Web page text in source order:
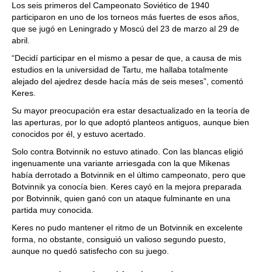
Los seis primeros del Campeonato Soviético de 1940
participaron en uno de los torneos más fuertes de esos años,
que se jugó en Leningrado y Moscú del 23 de marzo al 29 de
abril.
“Decidí participar en el mismo a pesar de que, a causa de mis
estudios en la universidad de Tartu, me hallaba totalmente
alejado del ajedrez desde hacía más de seis meses”, comentó
Keres.
Su mayor preocupación era estar desactualizado en la teoría de
las aperturas, por lo que adoptó planteos antiguos, aunque bien
conocidos por él, y estuvo acertado.
Solo contra Botvinnik no estuvo atinado. Con las blancas eligió
ingenuamente una variante arriesgada con la que Mikenas
había derrotado a Botvinnik en el último campeonato, pero que
Botvinnik ya conocía bien. Keres cayó en la mejora preparada
por Botvinnik, quien ganó con un ataque fulminante en una
partida muy conocida.
Keres no pudo mantener el ritmo de un Botvinnik en excelente
forma, no obstante, consiguió un valioso segundo puesto,
aunque no quedó satisfecho con su juego.